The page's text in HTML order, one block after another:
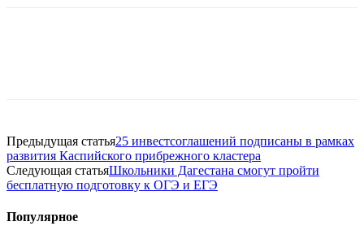
Предыдущая статья25 инвестсоглашений подписаны в рамках
развития Каспийского прибрежного кластера
Следующая статьяШкольники Дагестана смогут пройти
бесплатную подготовку к ОГЭ и ЕГЭ
Популярное